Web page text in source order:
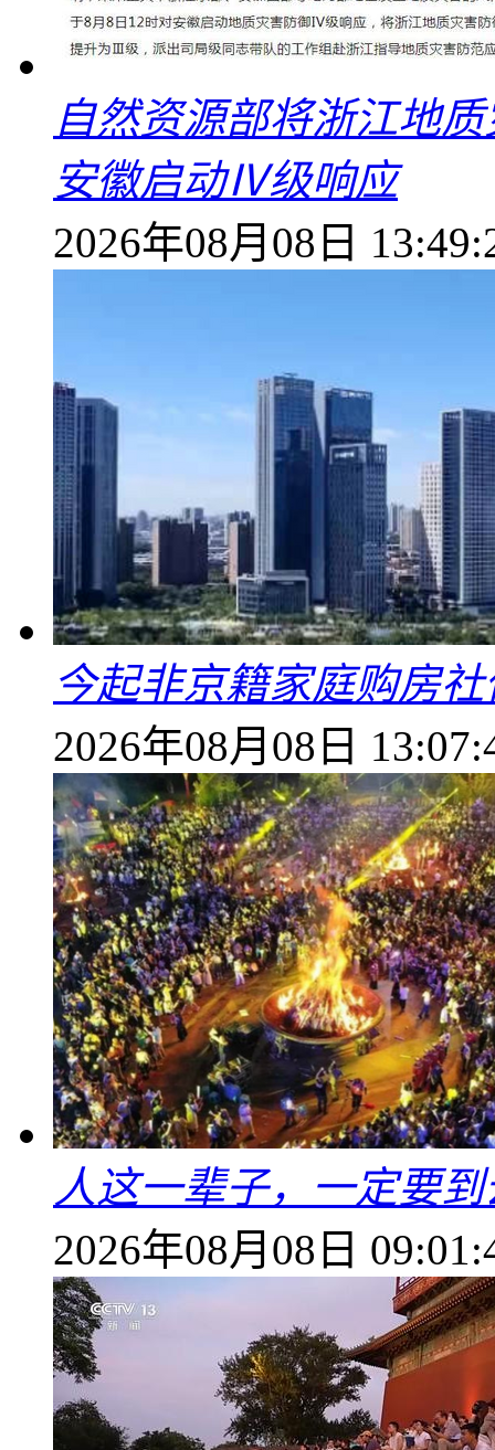
自然资源部将浙江地
安徽启动Ⅳ级响应
2026年08月08日
今起非京籍家庭购房
2026年08月08日
人这一辈子，一定要
2026年08月08日